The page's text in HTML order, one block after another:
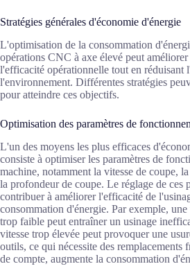
Stratégies générales d'économie d'énergie
L'optimisation de la consommation
opérations CNC à axe élevé peut
l'efficacité opérationnelle tout en réduisant
l'environnement. Différentes stratégies
pour atteindre ces objectifs.
Optimisation des paramètres de
L'un des moyens les plus efficaces
consiste à optimiser les paramètres de
machine, notamment la vitesse de coupe,
la profondeur de coupe. Le réglage de ces
contribuer à améliorer l'efficacité de
consommation d'énergie. Par exemple, une
trop faible peut entraîner un usinage
vitesse trop élevée peut provoquer une
outils, ce qui nécessite des remplacements
de compte, augmente la consommation